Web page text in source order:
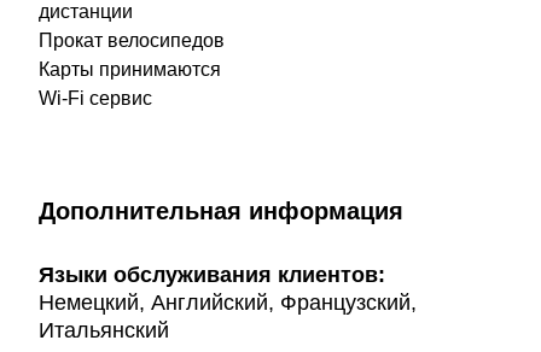
дистанции
Прокат велосипедов
Карты принимаются
Wi-Fi сервис
Дополнительная информация
Языки обслуживания клиентов:
Немецкий, Английский, Французский,
Итальянский